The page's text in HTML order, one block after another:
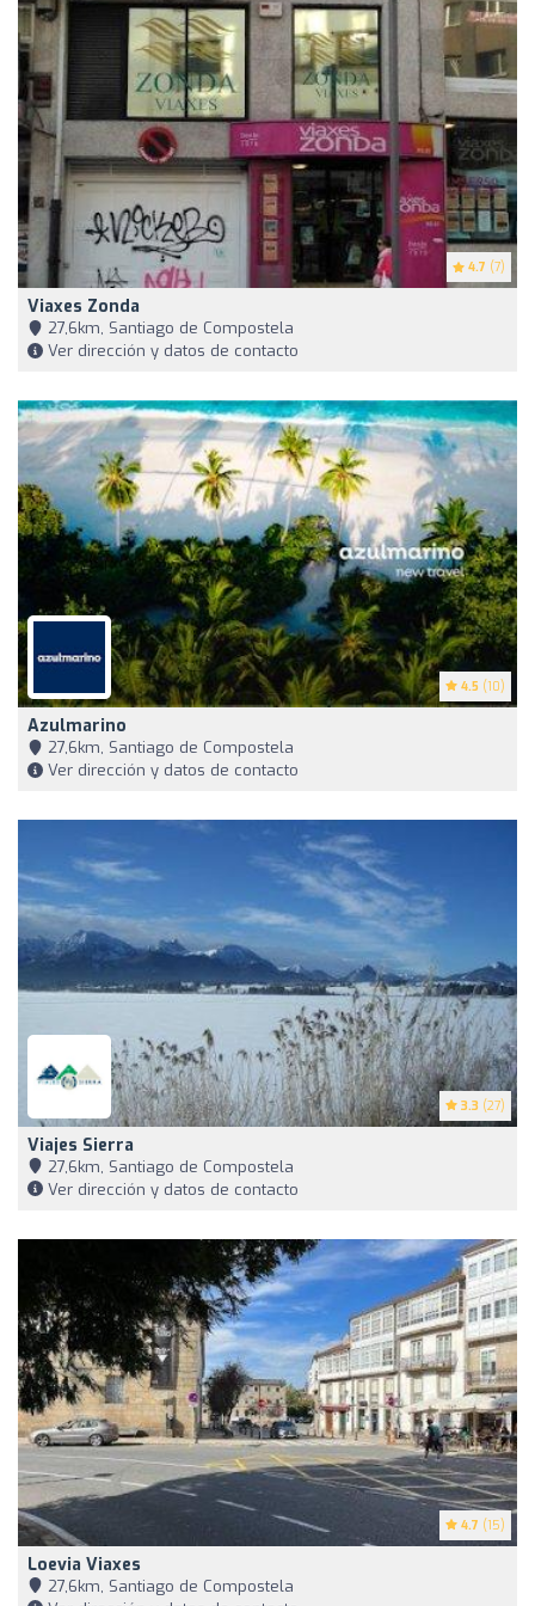
4.7 (7)
Viaxes Zonda
27,6km, Santiago de Compostela
Ver dirección y datos de contacto
4.5 (10)
Azulmarino
27,6km, Santiago de Compostela
Ver dirección y datos de contacto
3.3 (27)
Viajes Sierra
27,6km, Santiago de Compostela
Ver dirección y datos de contacto
4.7 (15)
Loevia Viaxes
27,6km, Santiago de Compostela